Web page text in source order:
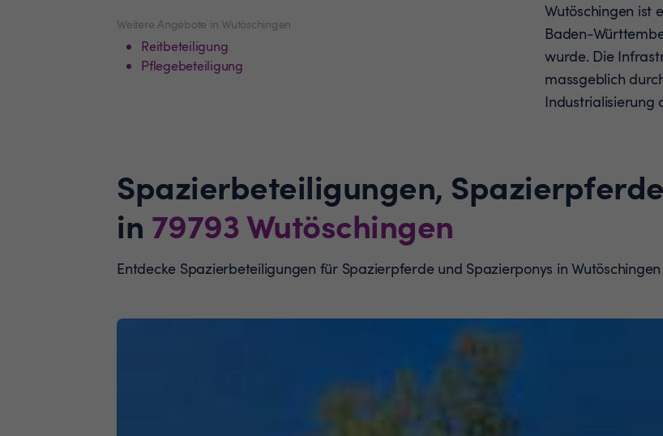
Weitere Angebote in Wutöschingen
Reitbeteiligung
Pflegebeteiligung
Wutöschingen ist
Baden-
wurde. Die
massgeblich
Industrialisierung
Spazierbeteiligungen,
in 79793Wutöschingen
Entdecke Spazierbeteiligungen für Spazierpferde und Spazierponys in